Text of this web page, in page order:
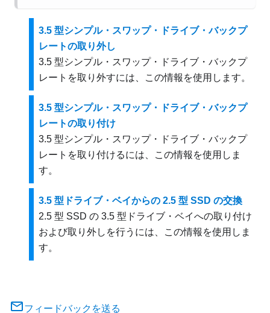
3.5 型シンプル・スワップ・ドライブ・バックプ
レートの取り外し
3.5 型シンプル・スワップ・ドライブ・バックプ
レートを取り外すには、この情報を使用します。
3.5 型シンプル・スワップ・ドライブ・バックプ
レートの取り付け
3.5 型シンプル・スワップ・ドライブ・バックプ
レートを取り付けるには、この情報を使用しま
す。
3.5 型ドライブ・ベイからの 2.5 型 SSD の交換
2.5 型 SSD の 3.5 型ドライブ・ベイへの取り付け
および取り外しを行うには、この情報を使用しま
す。
フィードバックを送る